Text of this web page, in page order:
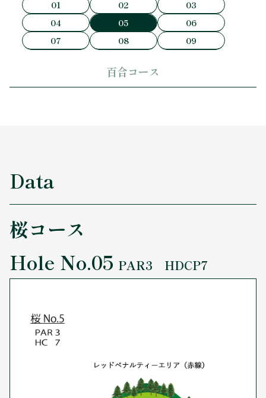
01 02
03
04
05
06
07
08 09
百合コース
Data
桜コース
Hole No.05 PAR3 HDCP7